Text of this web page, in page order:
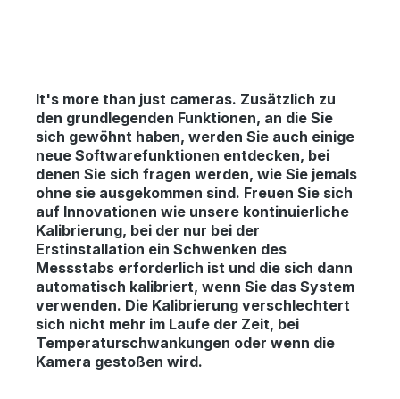
It's more than just cameras. Zusätzlich zu
den grundlegenden Funktionen, an die Sie
sich gewöhnt haben, werden Sie auch einige
neue Softwarefunktionen entdecken, bei
denen Sie sich fragen werden, wie Sie jemals
ohne sie ausgekommen sind. Freuen Sie sich
auf Innovationen wie unsere kontinuierliche
Kalibrierung, bei der nur bei der
Erstinstallation ein Schwenken des
Messstabs erforderlich ist und die sich dann
automatisch kalibriert, wenn Sie das System
verwenden. Die Kalibrierung verschlechtert
sich nicht mehr im Laufe der Zeit, bei
Temperaturschwankungen oder wenn die
Kamera gestoßen wird.